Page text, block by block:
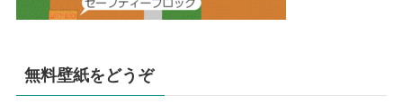
無料壁紙をどうぞ